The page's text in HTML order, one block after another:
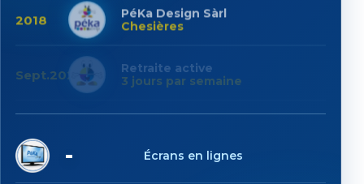
2018
PéKa Design Sàrl
Chesières
Sept.2025
Retraite active
3 jours par semaine
6 Écrans en lignes